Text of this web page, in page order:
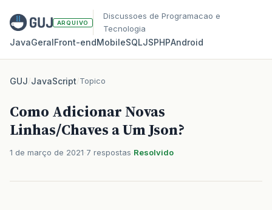
ARQUIVO
Discussoes de Programacao e
Tecnologia
JavaGeralFront‑endMobileSQLJSPHPAndroid
GUJ/JavaScript/Topico
Como Adicionar Novas
Linhas/Chaves a Um Json?
1 de março de 2021 7 respostas Resolvido